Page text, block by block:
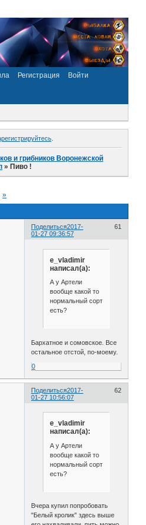
Регистрация
Войти
.
и грибников Воронежской
»Пиво !
»
Поделиться 61
2017-
01-27 09:36:57
e_vladimir
написал(а):
А у Артели
вообще какой то
нормальный сорт
есть?
Бархатное и сомовское. Все
остальное отстой, по-моему.
0
Поделиться 62
2017-
01-27 10:56:07
e_vladimir
написал(а):
А у Артели
вообще какой то
нормальный сорт
есть?
Вчера купил попробовать
"Белый кролик" здесь выше